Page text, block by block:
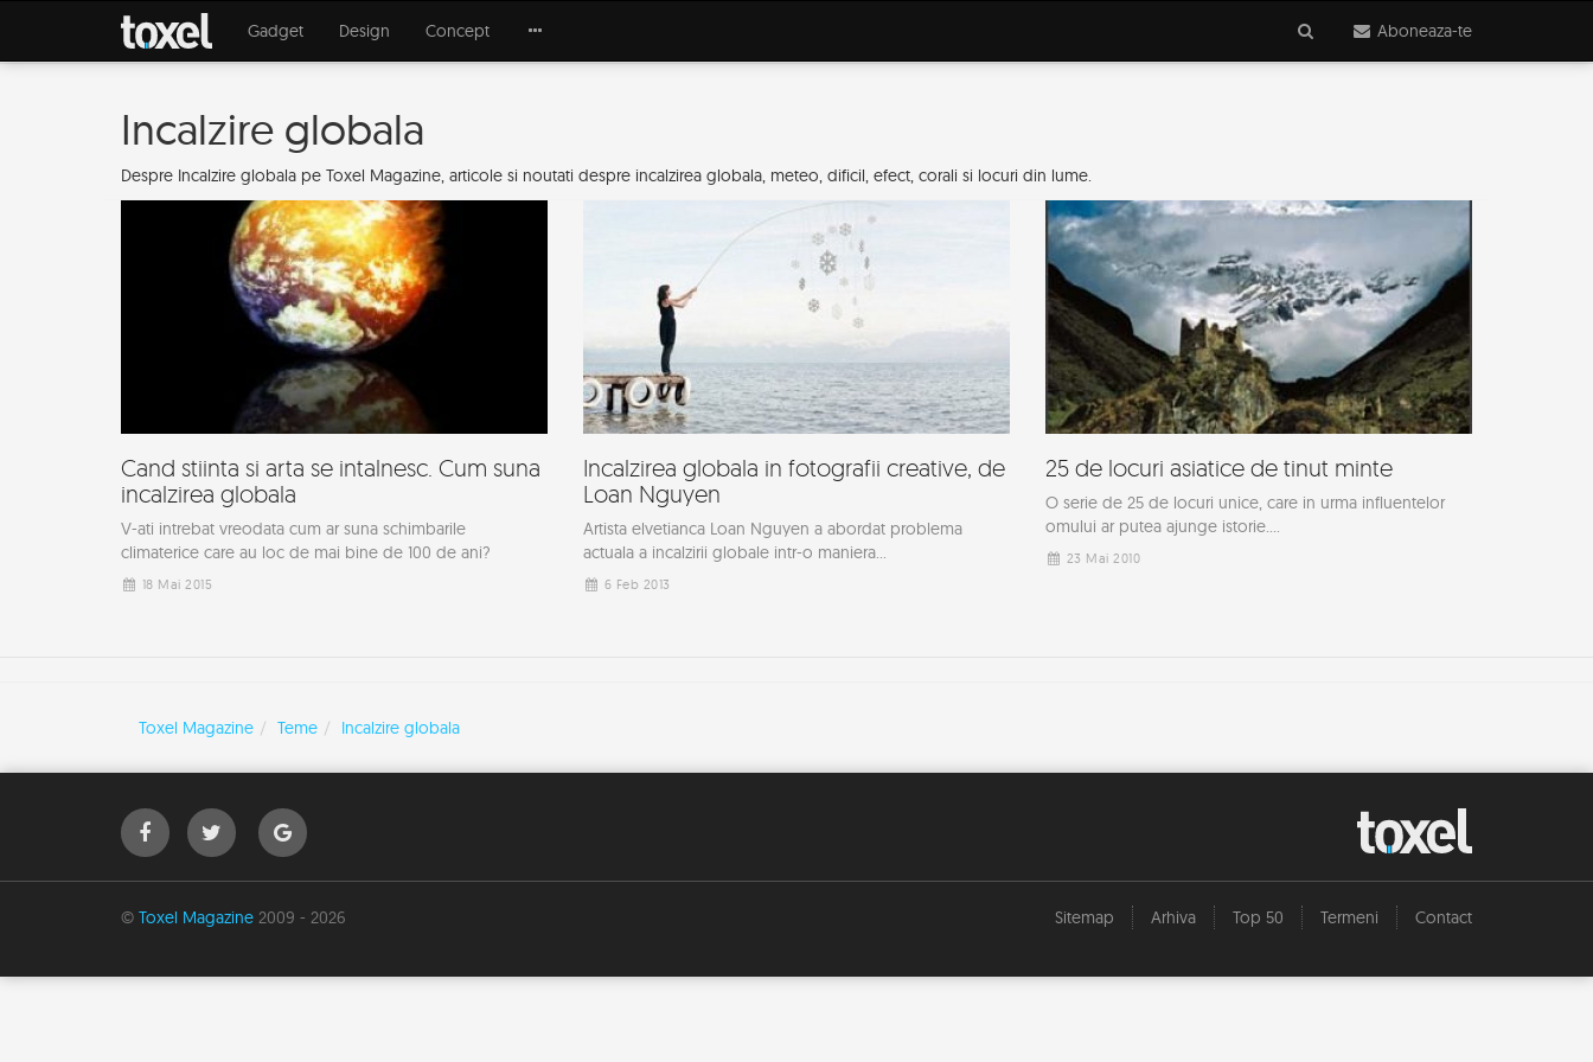
Aboneaza-te
Gadget Design Concept
Incalzire globala
Despre Incalzire globala pe Toxel Magazine, articole si noutati despre incalzirea globala, meteo, dificil, efect, corali si locuri din lume.
Cand stiinta si arta se intalnesc. Cum suna
incalzirea globala
V-ati intrebat vreodata cum ar suna schimbarile
climaterice care au loc de mai bine de 100 de ani?
18 Mai 2015
Incalzirea globala in fotografii creative, de
Loan Nguyen
Artista elvetianca Loan Nguyen a abordat problema
actuala a incalzirii globale intr-o maniera...
6 Feb 2013
25 de locuri asiatice de tinut minte
O serie de 25 de locuri unice, care in urma influentelor
omului ar putea ajunge istorie....
23 Mai 2010
Toxel Magazine Teme Incalzire globala
© Toxel Magazine 2009 - 2026 Sitemap Arhiva Top 50 Termeni Contact